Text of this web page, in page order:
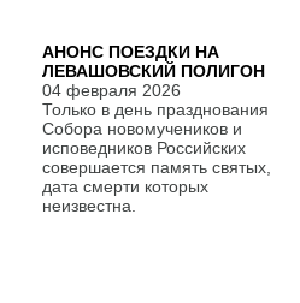
АНОНС ПОЕЗДКИ НА
ЛЕВАШОВСКИЙ ПОЛИГОН
04 февраля 2026
Только в день празднования
Собора новомучеников и
исповедников Российских
совершается память святых,
дата смерти которых
неизвестна.